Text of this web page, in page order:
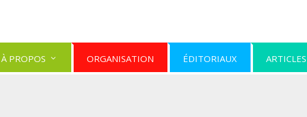
À PROPOS ORGANISATION ÉDITORIAUX ARTICLES